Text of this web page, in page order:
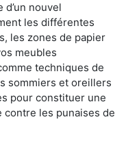
d’un nouvel
les différentes
les zones de papier
meubles
techniques de
sommiers et oreillers
pour constituer une
les punaises de